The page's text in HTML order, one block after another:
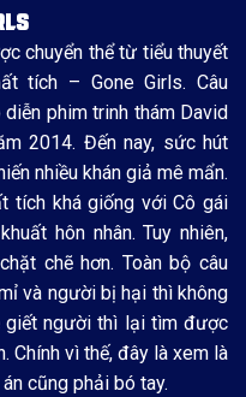
chuyển thể từ tiểu thuyết
tích – Gone Girls. Câu
phim trinh thám David
2014. Đến nay, sức hút
nhiều khán giả mê mẩn.
tích khá giống với Cô gái
hôn nhân. Tuy nhiên,
chẽ hơn. Toàn bộ câu
và người bị hại thì không
giết người thì lại tìm được
Chính vì thế, đây là xem là
cũng phải bó tay.